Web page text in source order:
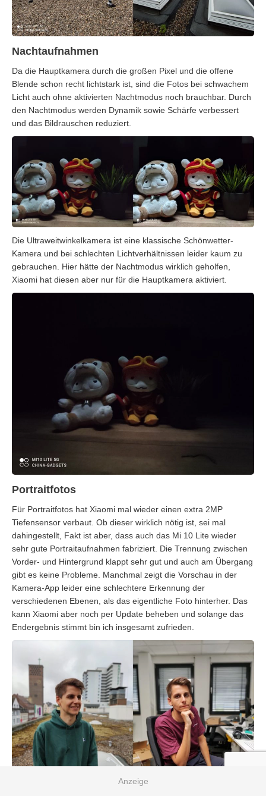
Nachtaufnahmen
Da die Hauptkamera durch die großen Pixel und die offene
Blende schon recht lichtstark ist, sind die Fotos bei schwachem
Licht auch ohne aktivierten Nachtmodus noch brauchbar. Durch
den Nachtmodus werden Dynamik sowie Schärfe verbessert
und das Bildrauschen reduziert.
Die Ultraweitwinkelkamera ist eine klassische Schönwetter-
Kamera und bei schlechten Lichtverhältnissen leider kaum zu
gebrauchen. Hier hätte der Nachtmodus wirklich geholfen,
Xiaomi hat diesen aber nur für die Hauptkamera aktiviert.
Portraitfotos
Für Portraitfotos hat Xiaomi mal wieder einen extra 2MP
Tiefensensor verbaut. Ob dieser wirklich nötig ist, sei mal
dahingestellt, Fakt ist aber, dass auch das Mi 10 Lite wieder
sehr gute Portraitaufnahmen fabriziert. Die Trennung zwischen
Vorder- und Hintergrund klappt sehr gut und auch am Übergang
gibt es keine Probleme. Manchmal zeigt die Vorschau in der
Kamera-App leider eine schlechtere Erkennung der
verschiedenen Ebenen, als das eigentliche Foto hinterher. Das
kann Xiaomi aber noch per Update beheben und solange das
Endergebnis stimmt bin ich insgesamt zufrieden.